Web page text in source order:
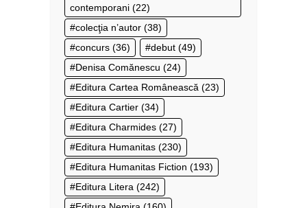
contemporani (22)
colecţia n’autor (38)
concurs (36) debut (49)
Denisa Comănescu (24)
Editura Cartea Românească (23)
Editura Cartier (34)
Editura Charmides (27)
Editura Humanitas (230)
Editura Humanitas Fiction (193)
Editura Litera (242)